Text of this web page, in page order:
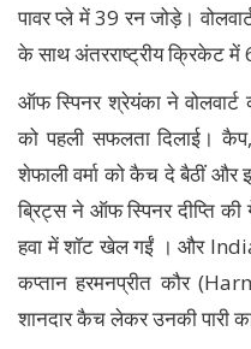
पावर प्ले में 39 रन जोड़े।
के साथ अंतरराष्ट्रीय क्रिकेट में
ऑफ स्पिनर श्रेयंका ने
को पहली सफलता दिलाई।
शेफाली वर्मा को कैच दे बैठीं और
ब्रिट्स ने ऑफ स्पिनर दीप्ति
हवा में शॉट खेल गईं । और
कप्तान हरमनप्रीत कौर
शानदार कैच लेकर उनकी पारी